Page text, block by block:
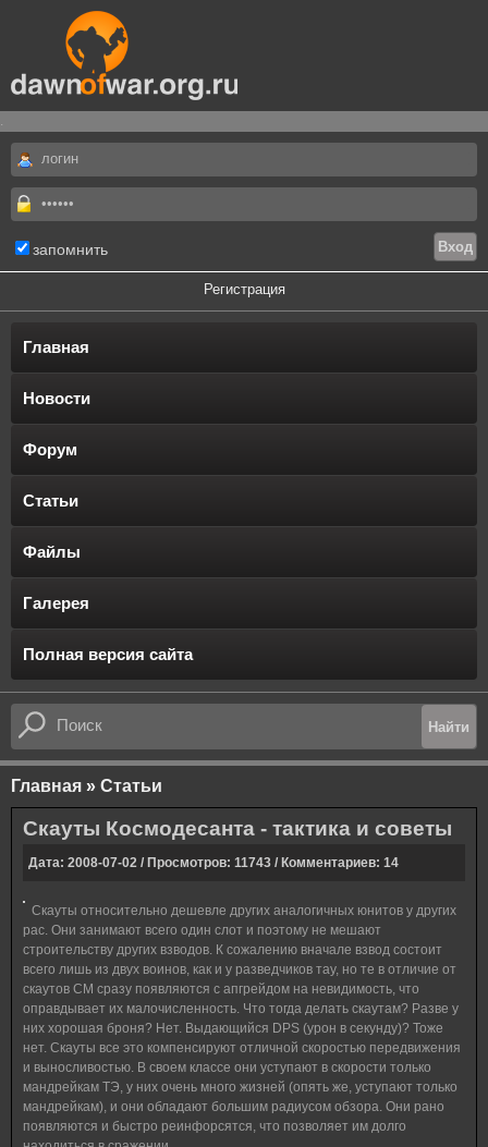
.
запомнить
Регистрация
Главная
Новости
Форум
Статьи
Файлы
Галерея
Полная версия сайта
Главная » Статьи
Скауты Космодесанта - тактика и советы
Дата: 2008-07-02 / Просмотров: 11743 / Комментариев: 14
Скауты относительно дешевле других аналогичных юнитов у других
рас. Они занимают всего один слот и поэтому не мешают
строительству других взводов. К сожалению вначале взвод состоит
всего лишь из двух воинов, как и у разведчиков тау, но те в отличие от
скаутов СМ сразу появляются с апгрейдом на невидимость, что
оправдывает их малочисленность. Что тогда делать скаутам? Разве у
них хорошая броня? Нет. Выдающийся DPS (урон в секунду)? Тоже
нет. Скауты все это компенсируют отличной скоростью передвижения
и выносливостью. В своем классе они уступают в скорости только
мандрейкам ТЭ, у них очень много жизней (опять же, уступают только
мандрейкам), и они обладают большим радиусом обзора. Они рано
появляются и быстро реинфорсятся, что позволяет им долго